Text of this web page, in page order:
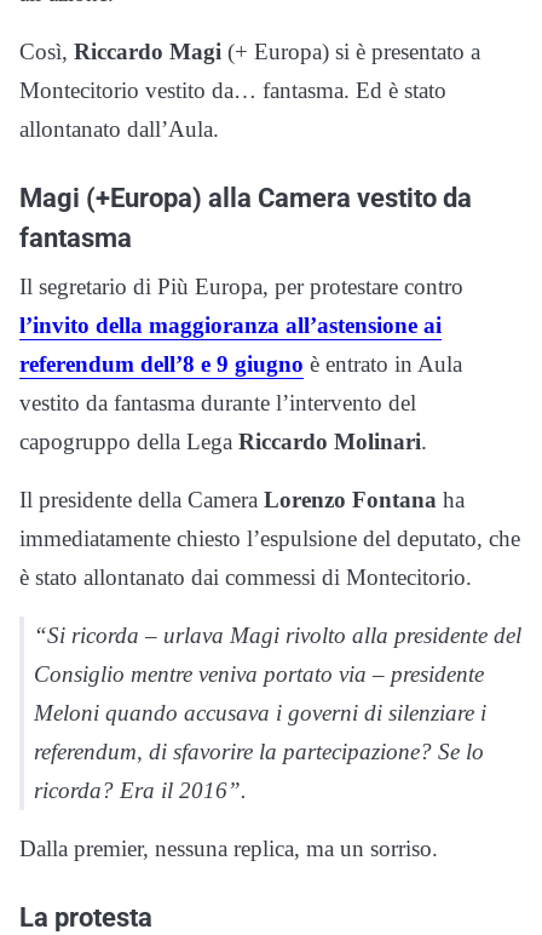
Così, Riccardo Magi (+ Europa) si è presentato a
Montecitorio vestito da… fantasma. Ed è stato
allontanato dall’Aula.
Magi (+Europa) alla Camera vestito da
fantasma
Il segretario di Più Europa, per protestare contro
l’invito della maggioranza all’astensione ai
referendum dell’8 e 9 giugno è entrato in Aula
vestito da fantasma durante l’intervento del
capogruppo della Lega Riccardo Molinari.
Il presidente della Camera Lorenzo Fontana ha
immediatamente chiesto l’espulsione del deputato, che
è stato allontanato dai commessi di Montecitorio.
“Si ricorda – urlava Magi rivolto alla presidente del
Consiglio mentre veniva portato via – presidente
Meloni quando accusava i governi di silenziare i
referendum, di sfavorire la partecipazione? Se lo
ricorda? Era il 2016”.
Dalla premier, nessuna replica, ma un sorriso.
La protesta